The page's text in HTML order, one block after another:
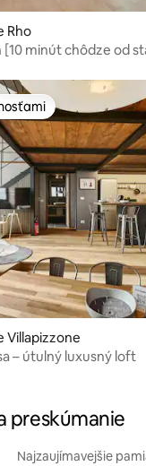
Rho
minút chôdze od
Villapizzone
– útulný luxusný loft
preskúmanie
Najzaujímavejšie